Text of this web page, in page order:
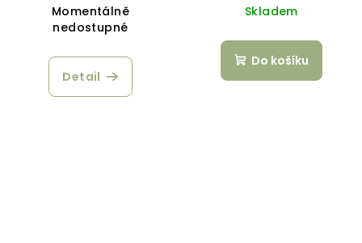
Momentálně
nedostupné
Detail
Skladem
Do košíku